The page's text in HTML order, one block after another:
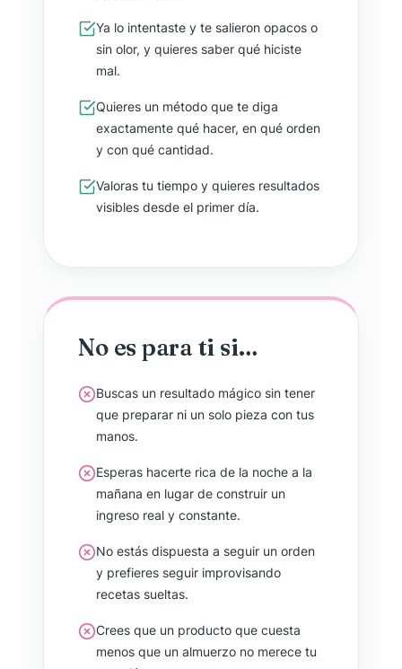
Ya lo intentaste y te salieron opacos o
sin olor, y quieres saber qué hiciste
mal.
Quieres un método que te diga
exactamente qué hacer, en qué orden
y con qué cantidad.
Valoras tu tiempo y quieres resultados
visibles desde el primer día.
No es para ti si…
Buscas un resultado mágico sin tener
que preparar ni un solo pieza con tus
manos.
Esperas hacerte rica de la noche a la
mañana en lugar de construir un
ingreso real y constante.
No estás dispuesta a seguir un orden
y prefieres seguir improvisando
recetas sueltas.
Crees que un producto que cuesta
menos que un almuerzo no merece tu